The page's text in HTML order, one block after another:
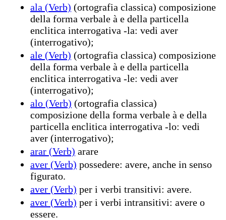
ala (Verb) (ortografia classica) composizione
della forma verbale à e della particella
enclitica interrogativa -la: vedi aver
(interrogativo);
ale (Verb) (ortografia classica) composizione
della forma verbale à e della particella
enclitica interrogativa -le: vedi aver
(interrogativo);
alo (Verb) (ortografia classica)
composizione della forma verbale à e della
particella enclitica interrogativa -lo: vedi
aver (interrogativo);
arar (Verb) arare
aver (Verb) possedere: avere, anche in senso
figurato.
aver (Verb) per i verbi transitivi: avere.
aver (Verb) per i verbi intransitivi: avere o
essere.